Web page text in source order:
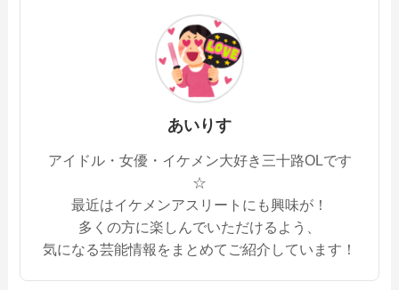
あいりす
アイドル・女優・イケメン大好き三十路OLです
☆
最近はイケメンアスリートにも興味が！
多くの方に楽しんでいただけるよう、
気になる芸能情報をまとめてご紹介しています！